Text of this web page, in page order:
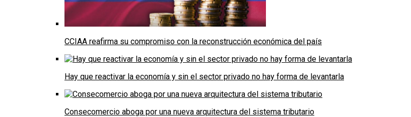
CCIAA reafirma su compromiso con la reconstrucción económica del país
Hay que reactivar la economía y sin el sector privado no hay forma de levantarla
Consecomercio aboga por una nueva arquitectura del sistema tributario